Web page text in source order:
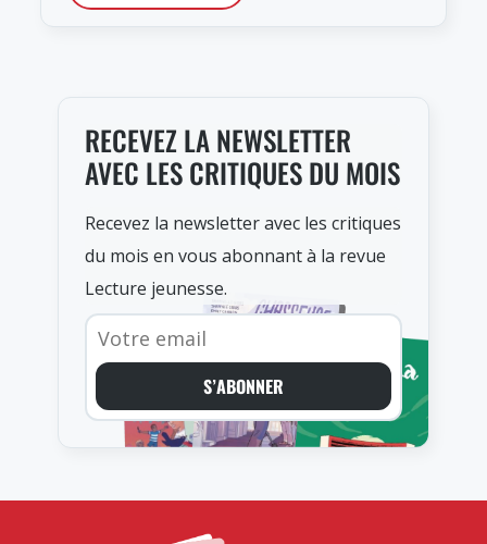
RECEVEZ LA NEWSLETTER
AVEC LES CRITIQUES DU MOIS
Recevez la newsletter avec les critiques
du mois en vous abonnant à la revue
Lecture jeunesse.
S’ABONNER